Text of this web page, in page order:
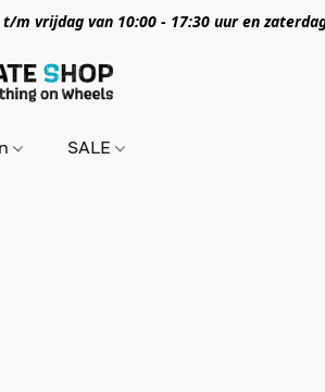
vrijdag van 10:00 - 17:30 uur en
SALE